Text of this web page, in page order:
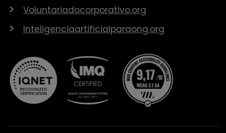
Voluntariadocorporativo.org
Inteligenciaartificialparaong.org